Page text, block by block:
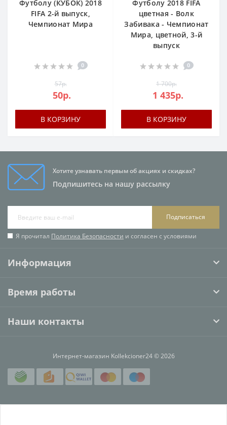
Футболу (КУБОК) 2018
FIFA 2-й выпуск,
Чемпионат Мира
0
57р.
50р.
В КОРЗИНУ
Футболу 2018 FIFA
цветная - Волк
Забивака - Чемпионат
Мира, цветной, 3-й
выпуск
0
1 700р.
1 435р.
В КОРЗИНУ
Хотите узнавать первым об акциях и скидках?
Подпишитесь на нашу рассылку
Подписаться
Я прочитал Политика Безопасности и согласен с условиями
Информация
Время работы
Наши контакты
Интернет-магазин Kollekcioner24 © 2026